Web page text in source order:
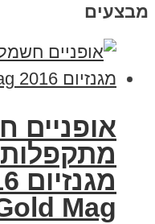
מבצעים
אופניים
Mag